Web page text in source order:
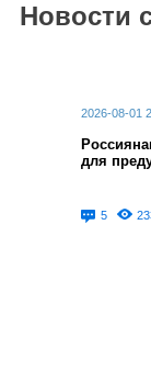
Новости
2026-08-01
для
5